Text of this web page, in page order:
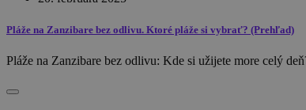
Pláže na Zanzibare bez odlivu. Ktoré pláže si vybrať? (Prehľad)
Pláže na Zanzibare bez odlivu: Kde si užijete more celý